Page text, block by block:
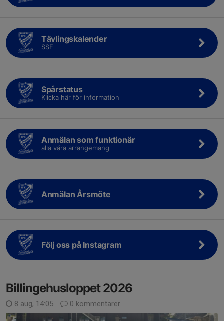
Tävlingskalender
SSF
Spårstatus
Klicka här för information
Anmälan som funktionär
alla våra arrangemang
Anmälan Årsmöte
Följ oss på Instagram
Billingehusloppet 2026
8 aug, 14:05 0 kommentarer